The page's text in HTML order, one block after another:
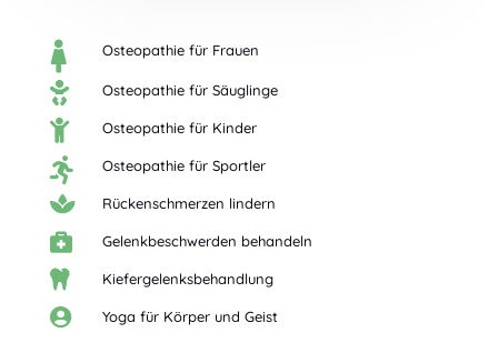
 Osteopathie für Frauen
 Osteopathie für Säuglinge
 Osteopathie für Kinder
 Osteopathie für Sportler
 Rückenschmerzen lindern
 Gelenkbeschwerden behandeln
 Kiefergelenksbehandlung
 Yoga für Körper und Geist